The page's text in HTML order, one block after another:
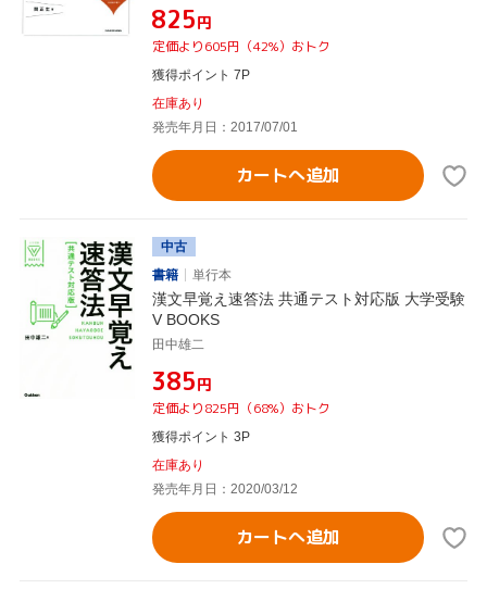
¥825円
定価より605円（42%）おトク
獲得ポイント 7P
在庫あり
発売年月日：2017/07/01
カートへ追加
中古
書籍
単行本
漢文早覚え速答法 共通テスト対応版 大学受験
V BOOKS
田中雄二
¥385円
定価より825円（68%）おトク
獲得ポイント 3P
在庫あり
発売年月日：2020/03/12
カートへ追加